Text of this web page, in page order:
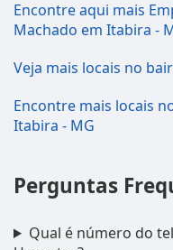
Encontre aqui mais
Machado em Itabira -
Veja mais locais no
Encontre mais locais
Itabira - MG
Perguntas
Qual é número do